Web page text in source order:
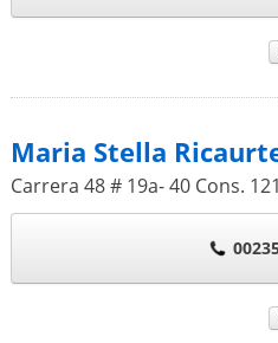
Maria Stella
Carrera 48 # 19a- 40 Cons.